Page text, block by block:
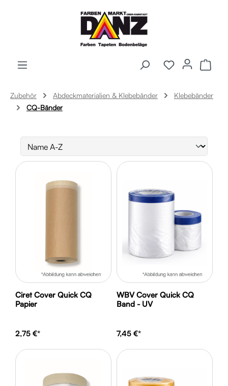
Zum Hauptinhalt springen
Zubehör Abdeckmaterialien & Klebebänder
Klebebänder
CQ-Bänder
Ciret Cover Quick CQ
Papier
2,75 €*
WBV Cover Quick CQ
Band - UV
7,45 €*